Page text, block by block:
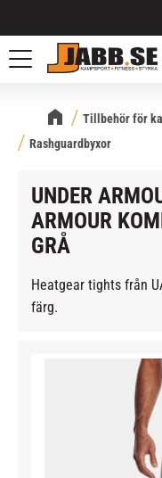
Meny
Tillbehör för
Rashguardbyxor
UNDER
ARMOUR
GRÅ
Heatgear tights från
färg.